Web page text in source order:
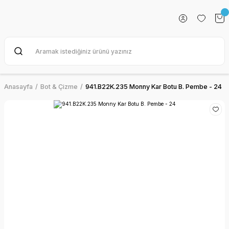
Anasayfa Bot & Çizme 941.B22K.235 Monny Kar Botu B. Pembe - 24